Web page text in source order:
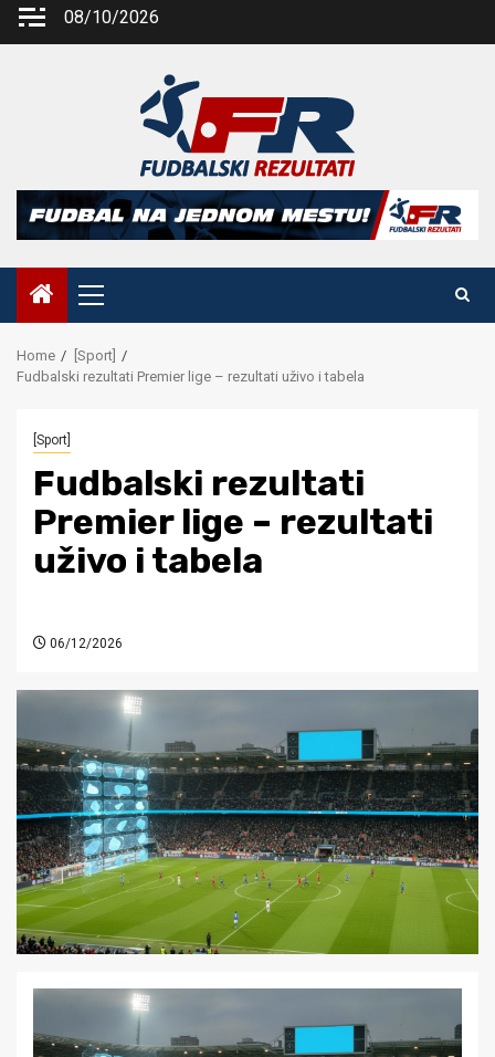
Skip
08/10/2026
Primary
Menu
Home
[Sport]
Fudbalski rezultati Premier lige – rezultati uživo i tabela
[Sport]
Fudbalski rezultati
Premier lige – rezultati
uživo i tabela
06/12/2026